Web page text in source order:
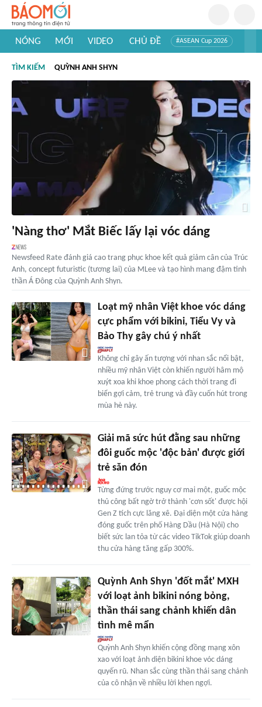
NÓNG MỚI VIDEO CHỦ ĐỀ #ASEAN Cup 2026
#Khám phá thế giới
TÌM KIẾM QUỲNH ANH SHYN
'Nàng thơ' Mắt Biếc lấy lại vóc dáng
Newsfeed Rate đánh giá cao trang phục khoe kết quả giảm cân của Trúc
Anh, concept futuristic (tương lai) của MLee và tạo hình mang đậm tinh
thần Á Đông của Quỳnh Anh Shyn.
Loạt mỹ nhân Việt khoe vóc dáng
cực phẩm với bikini, Tiểu Vy và
Bảo Thy gây chú ý nhất
Không chỉ gây ấn tượng với nhan sắc nổi bật,
nhiều mỹ nhân Việt còn khiến người hâm mộ
xuýt xoa khi khoe phong cách thời trang đi
biển gợi cảm, trẻ trung và đầy cuốn hút trong
mùa hè này.
Giải mã sức hút đằng sau những
đôi guốc mộc 'độc bản' được giới
trẻ săn đón
Từng đứng trước nguy cơ mai một, guốc mộc
thủ công bất ngờ trở thành 'cơn sốt' được hội
Gen Z tích cực lăng xê. Đại diện một cửa hàng
đóng guốc trên phố Hàng Dầu (Hà Nội) cho
biết sức lan tỏa từ các video TikTok giúp doanh
thu cửa hàng tăng gấp 300%.
Quỳnh Anh Shyn 'đốt mắt' MXH
với loạt ảnh bikini nóng bỏng,
thần thái sang chảnh khiến dân
tình mê mẩn
Quỳnh Anh Shyn khiến cộng đồng mạng xôn
xao với loạt ảnh diện bikini khoe vóc dáng
quyến rũ. Nhan sắc cùng thần thái sang chảnh
của cô nhận về nhiều lời khen ngợi.